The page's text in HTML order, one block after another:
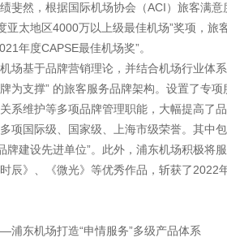
斐然，根据国际机场协会（ACI）旅客满
亚太地区4000万以上级最佳机场”奖项，
年度CAPSE最佳机场奖”。
场基于品牌营销理论，并结合机场行业体
为支撑” 的旅客服务品牌架构。设置了专
系维护等多项品牌管理职能，大幅提高了
项国际级、国家级、上海市级荣誉。其中
牌建设先进单位”。此外，浦东机场积极
辰》、《微光》等优秀作品，斩获了
东机场打造“申情服务”多级产品体系